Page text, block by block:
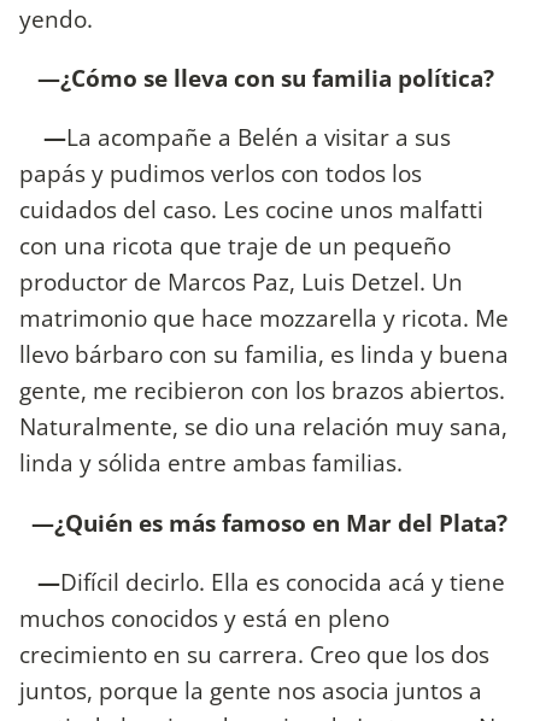
yendo.
—¿Cómo se lleva con su familia política?
—La acompañe a Belén a visitar a sus
papás y pudimos verlos con todos los
cuidados del caso. Les cocine unos malfatti
con una ricota que traje de un pequeño
productor de Marcos Paz, Luis Detzel. Un
matrimonio que hace mozzarella y ricota. Me
llevo bárbaro con su familia, es linda y buena
gente, me recibieron con los brazos abiertos.
Naturalmente, se dio una relación muy sana,
linda y sólida entre ambas familias.
—¿Quién es más famoso en Mar del Plata?
—Difícil decirlo. Ella es conocida acá y tiene
muchos conocidos y está en pleno
crecimiento en su carrera. Creo que los dos
juntos, porque la gente nos asocia juntos a